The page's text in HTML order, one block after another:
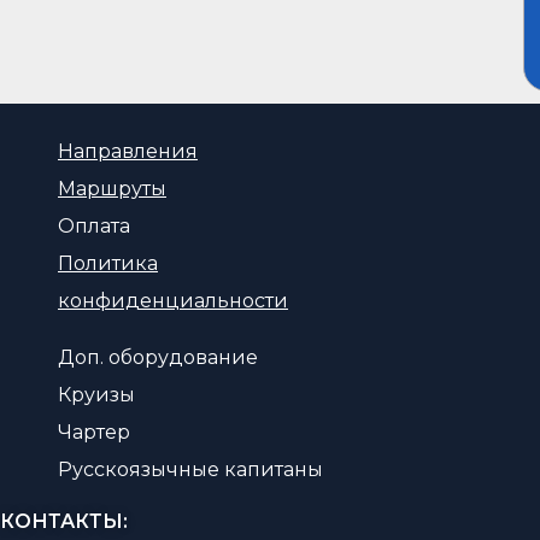
Направления
Маршруты
Оплата
Политика
конфиденциальности
Доп. оборудование
Круизы
Чартер
Русскоязычные капитаны
КОНТАКТЫ: